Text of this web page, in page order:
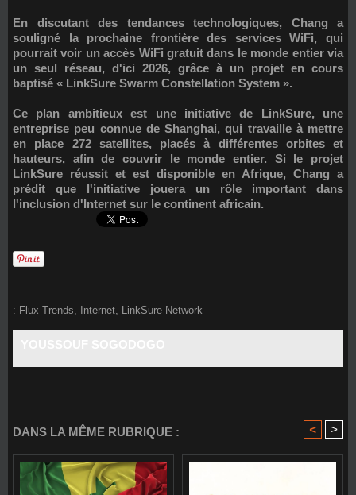
En discutant des tendances technologiques, Chang a
souligné la prochaine frontière des services WiFi, qui
pourrait voir un accès WiFi gratuit dans le monde entier via
un seul réseau, d'ici 2026, grâce à un projet en cours
baptisé « LinkSure Swarm Constellation System ».
Ce plan ambitieux est une initiative de LinkSure, une
entreprise peu connue de Shanghai, qui travaille à mettre
en place 272 satellites, placés à différentes orbites et
hauteurs, afin de couvrir le monde entier. Si le projet
LinkSure réussit et est disponible en Afrique, Chang a
prédit que l'initiative jouera un rôle important dans
l'inclusion d'Internet sur le continent africain.
: Flux Trends Internet LinkSure Network
DANS LA MÊME RUBRIQUE : < >